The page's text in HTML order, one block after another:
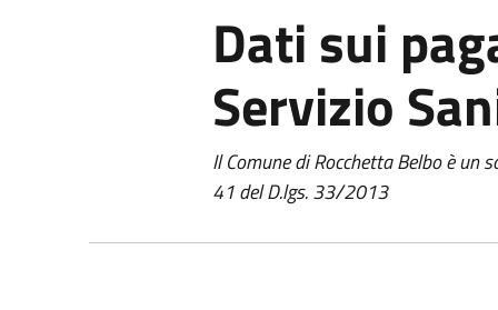
Dati sui
Servizio
Il Comune di Rocchetta Belbo è un
41 del D.lgs. 33/2013